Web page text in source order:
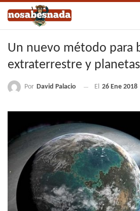
Un nuevo método para
extraterrestre y
Por David Palacio El 26 Ene 2018